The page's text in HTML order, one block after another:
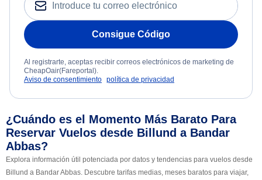
Consigue Código
Al registrarte, aceptas recibir correos electrónicos de marketing de
CheapOair(Fareportal).
Aviso de consentimiento política de privacidad
¿Cuándo es el Momento Más Barato Para
Reservar Vuelos desde Billund a Bandar
Abbas?
Explora información útil potenciada por datos y tendencias para vuelos desde
Billund a Bandar Abbas. Descubre tarifas medias, meses baratos para viajar,